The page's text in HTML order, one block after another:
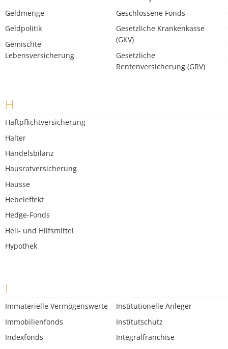
Geldmenge
Geldpolitik
Gemischte
Lebensversicherung
Geschlossene Fonds
Gesetzliche Krankenkasse
(GKV)
Gesetzliche
Rentenversicherung (GRV)
H
Haftpflichtversicherung
Halter
Handelsbilanz
Hausratversicherung
Hausse
Hebeleffekt
Hedge-Fonds
Heil- und Hilfsmittel
Hypothek
I
Immaterielle Vermögenswerte
Immobilienfonds
Indexfonds
Institutionelle Anleger
Institutschutz
Integralfranchise